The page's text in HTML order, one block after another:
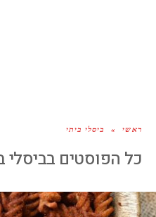
ראשי » ביסלי ביתי
כל הפוסטים ב ביסלי